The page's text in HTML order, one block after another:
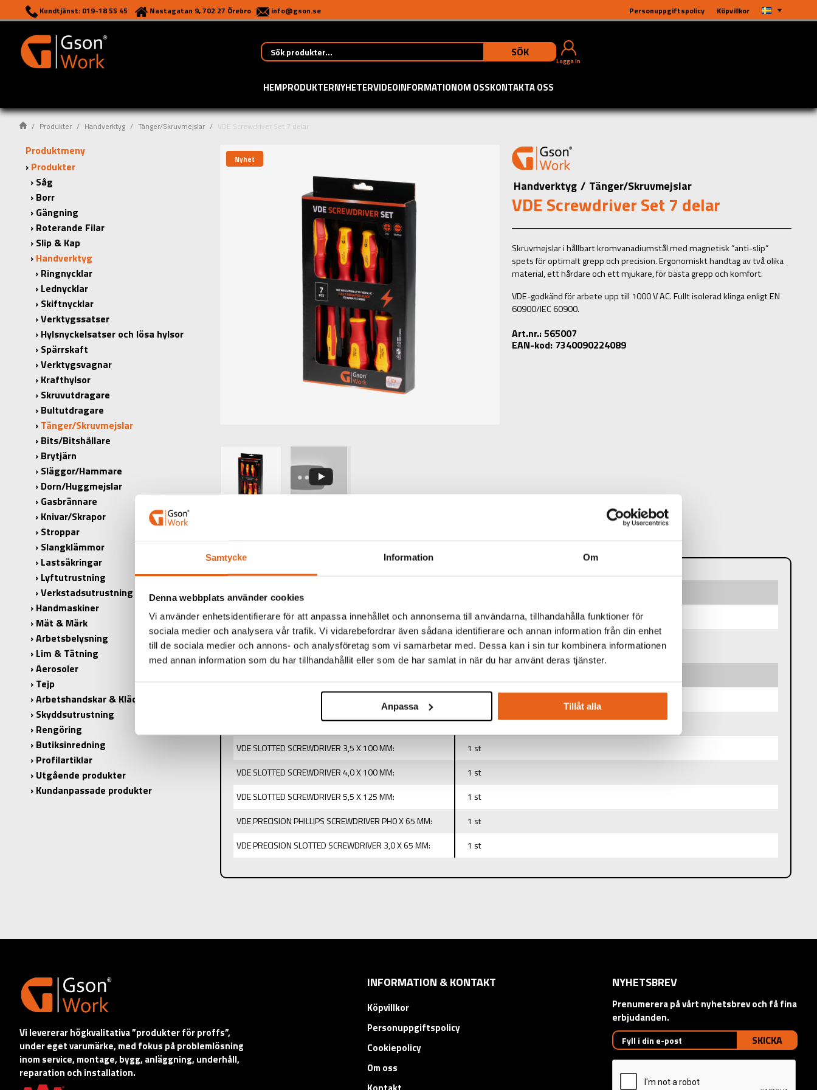
Samtycke Information Om
Denna webbplats använder cookies
Vi använder enhetsidentifierare för att anpassa innehållet och annonserna till användarna, tillhandahålla funktioner för
sociala medier och analysera vår trafik. Vi vidarebefordrar även sådana identifierare och annan information från din enhet
till de sociala medier och annons- och analysföretag som vi samarbetar med. Dessa kan i sin tur kombinera informationen
med annan information som du har tillhandahållit eller som de har samlat in när du har använt deras tjänster.
Anpassa Tillåt alla
Personuppgiftspolicy Köpvillkor
Kundtjänst: 019-18 55 45 Nastagatan 9, 702 27 Örebro info@gson.se
SÖK
Logga In
HEMPRODUKTERNYHETERVIDEOINFORMATIONOM OSSKONTAKTA OSS
Produkter Handverktyg Tänger/Skruvmejslar VDE Screwdriver Set 7 delar
Produktmeny
Produkter
Såg
Borr
Gängning
Roterande Filar
Slip & Kap
Handverktyg
Ringnycklar
Lednycklar
Skiftnycklar
Verktygssatser
Hylsnyckelsatser och lösa hylsor
Spärrskaft
Verktygsvagnar
Krafthylsor
Skruvutdragare
Bultutdragare
Tänger/Skruvmejslar
Bits/Bitshållare
Brytjärn
Släggor/Hammare
Dorn/Huggmejslar
Gasbrännare
Knivar/Skrapor
Stroppar
Slangklämmor
Lastsäkringar
Lyftutrustning
Verkstadsutrustning
Handmaskiner
Mät & Märk
Arbetsbelysning
Lim & Tätning
Aerosoler
Tejp
Arbetshandskar & Kläder
Skyddsutrustning
Rengöring
Butiksinredning
Profilartiklar
Utgående produkter
Kundanpassade produkter
Nyhet
Handverktyg / Tänger/Skruvmejslar
VDE Screwdriver Set 7 delar
Skruvmejslar i hållbart kromvanadiumstål med magnetisk ”anti-slip”
spets för optimalt grepp och precision. Ergonomiskt handtag av två olika
material, ett hårdare och ett mjukare, för bästa grepp och komfort.
VDE-godkänd för arbete upp till 1000 V AC. Fullt isolerad klinga enligt EN
60900/IEC 60900.
Art.nr.: 565007
EAN-kod: 7340090224089
TEKNISK INFORMATION VIDEO
PRODUKTINFORMATION
PRODUKT:
VDE Screwdriver Set
ANTAL I KARTONG:
6/24 st
VDE PHILLIPS SCREWDRIVER PH2 X 100 MM:
1 st
VDE SLOTTED SCREWDRIVER 3,5 X 100 MM:
1 st
VDE SLOTTED SCREWDRIVER 4,0 X 100 MM:
1 st
VDE SLOTTED SCREWDRIVER 5,5 X 125 MM:
1 st
VDE PRECISION PHILLIPS SCREWDRIVER PH0 X 65 MM:
1 st
VDE PRECISION SLOTTED SCREWDRIVER 3,0 X 65 MM:
1 st
Vi levererar högkvalitativa ”produkter för proffs”,
under eget varumärke, med fokus på problemlösning
inom service, montage, bygg, anläggning, underhåll,
reparation och installation.
INFORMATION & KONTAKT
Köpvillkor
Personuppgiftspolicy
Cookiepolicy
Om oss
NYHETSBREV
Prenumerera på vårt nyhetsbrev och få fina
erbjudanden.
SKICKA